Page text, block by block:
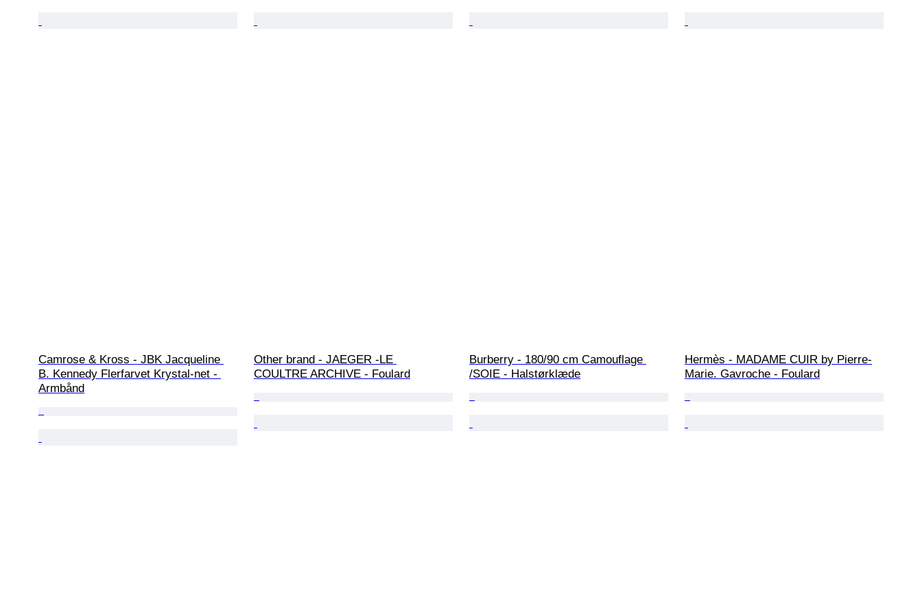
Camrose & Kross - JBK Jacqueline
B. Kennedy Flerfarvet Krystal-net -
Armbånd
Other brand - JAEGER -LE
COULTRE ARCHIVE - Foulard
Burberry - 180/90 cm Camouflage
/SOIE - Halstørklæde
Hermès - MADAME CUIR by Pierre-
Marie. Gavroche - Foulard